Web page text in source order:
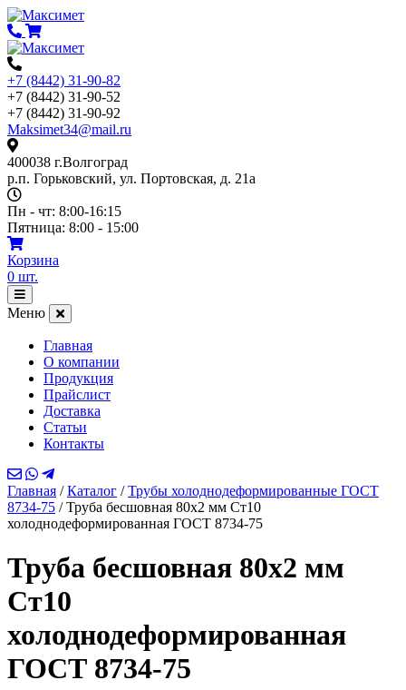
Перейти
к
содержимому
+7 (8442) 31-90-82
+7 (8442) 31-90-52
+7 (8442) 31-90-92
Maksimet34@mail.ru
400038 г.Волгоград
р.п. Горьковский, ул. Портовская, д. 21а
Пн - чт: 8:00-16:15
Пятница: 8:00 - 15:00
Корзина
0 шт.
Открыть
меню
Меню
Главная
О компании
Продукция
Прайслист
Доставка
Статьи
Контакты
Главная /Каталог /Трубы холоднодеформированные ГОСТ
8734-75 /Труба бесшовная 80х2 мм Ст10
холоднодеформированная ГОСТ 8734-75
Труба бесшовная 80х2 мм
Ст10
холоднодеформированная
ГОСТ 8734-75